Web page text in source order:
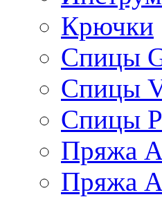
Крючки
Спицы
Спицы
Спицы
Пряжа
Пряжа